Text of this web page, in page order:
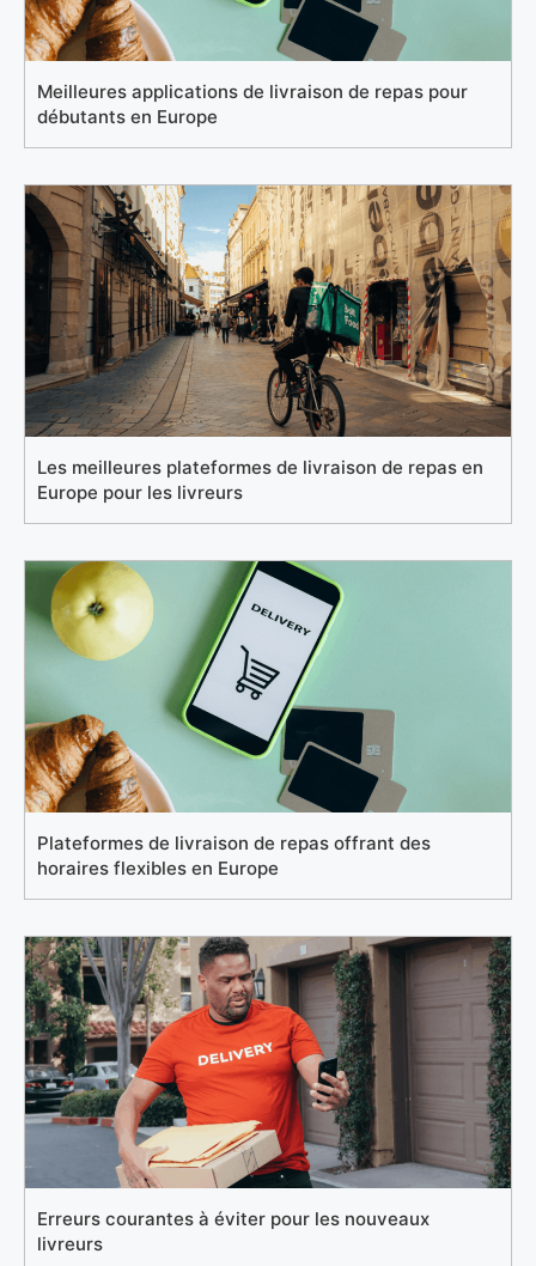
Meilleures applications de livraison de repas pour
débutants en Europe
Les meilleures plateformes de livraison de repas en
Europe pour les livreurs
Plateformes de livraison de repas offrant des
horaires flexibles en Europe
Erreurs courantes à éviter pour les nouveaux
livreurs